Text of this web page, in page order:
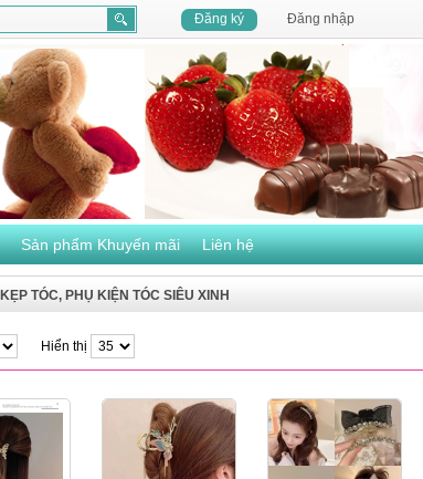
Đăng ký Đăng nhập
Sản phẩm Khuyến mãi Liên hệ
KẸP TÓC, PHỤ KIỆN TÓC SIÊU XINH
Hiển thị